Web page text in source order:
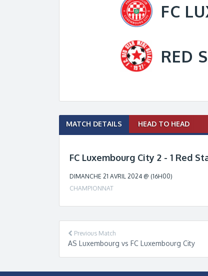
FC
RED
MATCH DETAILS HEAD TO HEAD
FC Luxembourg City 2 - 1 Red
DIMANCHE 21 AVRIL 2024 @ (16H00)
CHAMPIONNAT
Match
navigation
Previous Match
AS Luxembourg vs FC Luxembourg City